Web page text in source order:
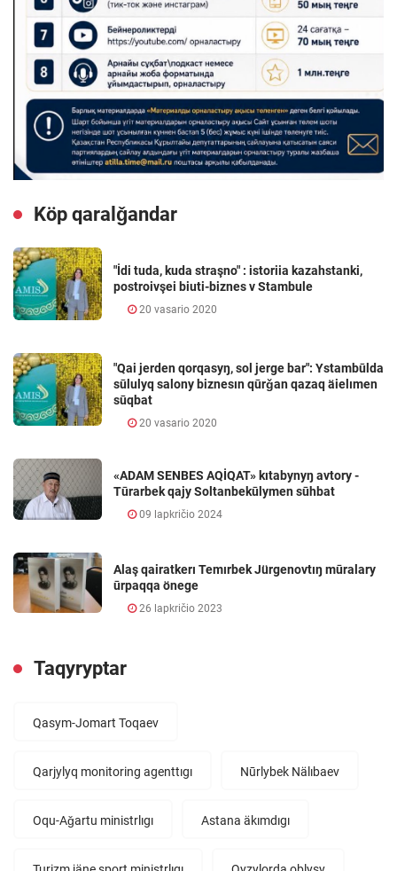
Köp qaralǧandar
"İdi tuda, kuda straşno" : istoriia kazahstanki,
postroivşei biuti-biznes v Stambule
20 vasario 2020
"Qai jerden qorqasyŋ, sol jerge bar": Ystambūlda
sūlulyq salony biznesın qūrǧan qazaq äielımen
sūqbat
20 vasario 2020
«ADAM SENBES AQİQAT» kıtabynyŋ avtory -
Tūrarbek qajy Soltanbekūlymen sūhbat
09 lapkričio 2024
Alaş qairatkerı Temırbek Jürgenovtıŋ mūralary
ūrpaqqa önege
26 lapkričio 2023
Taqyryptar
Qasym-Jomart Toqaev
Qarjylyq monitoring agenttıgı Nūrlybek Nälıbaev
Oqu-Aǧartu ministrlıgı Astana äkımdıgı